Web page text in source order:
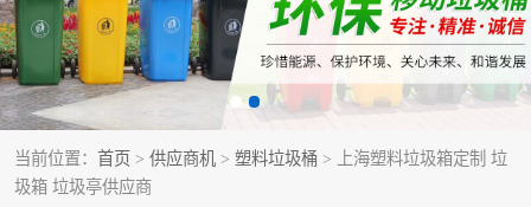
当前位置： 首页 > 供应商机 > 塑料垃圾桶 > 上海塑料垃圾箱定制 垃
圾箱 垃圾亭供应商
分类果皮箱 公园椅
垃圾分类房 塑料垃圾桶
防疫岗亭 吸烟岗亭